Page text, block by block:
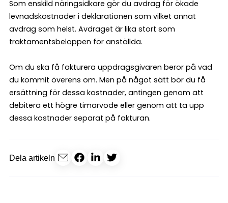
Som enskild näringsidkare gör du avdrag för ökade
levnadskostnader i deklarationen som vilket annat
avdrag som helst. Avdraget är lika stort som
traktamentsbeloppen för anställda.
Om du ska få fakturera uppdragsgivaren beror på vad
du kommit överens om. Men på något sätt bör du få
ersättning för dessa kostnader, antingen genom att
debitera ett högre timarvode eller genom att ta upp
dessa kostnader separat på fakturan.
Dela artikeln